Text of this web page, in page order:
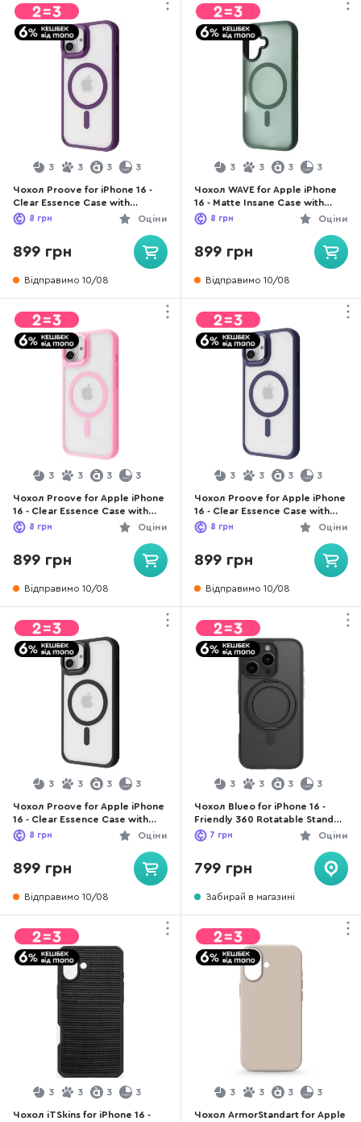
3 3 3 3
Чохол Proove for iPhone 16 -
Clear Essence Case with
Magnetic Ring Deep Purple
(PCCEIP160004)
Оціни
8 грн
899 грн
Відправимо 10/08
3 3 3 3
Чохол WAVE for Apple iPhone
16 - Matte Insane Case with
Magnetic Ring Green
(59342_green)
Оціни
8 грн
899 грн
Відправимо 10/08
3 3 3 3
Чохол Proove for Apple iPhone
16 - Clear Essence Case with
Magnetic Ring Pink Sand
(PCCEIP160028)
Оціни
8 грн
899 грн
Відправимо 10/08
3 3 3 3
Чохол Proove for Apple iPhone
16 - Clear Essence Case with
Magnetic Ring Midnight Blue
(PCCEIP160008)
Оціни
8 грн
899 грн
Відправимо 10/08
3 3 3 3
Чохол Proove for Apple iPhone
16 - Clear Essence Case with
Magnetic Ring Black
(PCCEIP160002)
Оціни
8 грн
899 грн
Відправимо 10/08
3 3 3 3
Чохол Blueo for iPhone 16 -
Friendly 360 Rotatable Stand
with Magnetic Series BlackОціни
7 грн
799 грн
Забирай в магазині
3 3 3 3
Чохол iTSkins for iPhone 16 -
3 3 3 3
Чохол ArmorStandart for Apple